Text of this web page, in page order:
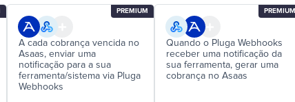
PREMIUM
A cada cobrança vencida no
Asaas, enviar uma
notificação para a sua
ferramenta/sistema via Pluga
Webhooks
PREMIUM
Quando o Pluga Webhooks
receber uma notificação da
sua ferramenta, gerar uma
cobrança no Asaas